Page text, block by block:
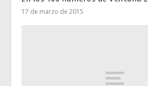
17 de marzo de 2015